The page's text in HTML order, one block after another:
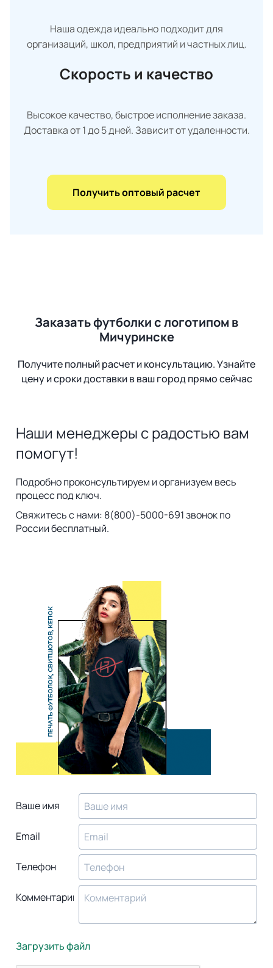
Наша одежда идеально подходит для
организаций, школ, предприятий и частных лиц.
Скорость и качество
Высокое качество, быстрое исполнение заказа.
Доставка от 1 до 5 дней. Зависит от удаленности.
Получить оптовый расчет
Заказать футболки с логотипом в
Мичуринске
Получите полный расчет и консультацию. Узнайте
цену и сроки доставки в ваш город прямо сейчас
Наши менеджеры с радостью вам
помогут!
Подробно проконсультируем и организуем весь
процесс под ключ.
Свяжитесь с нами: 8(800)-5000-691 звонок по
России бесплатный.
Ваше имя
Email
Телефон
Комментарий
Загрузить файл